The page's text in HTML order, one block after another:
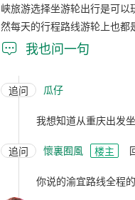
峡旅游选择坐游轮出行是可
然每天的行程路线游轮上也都
 我也问一句
追问 瓜仔
我想知道从重庆出发
追问 懷裏囿風 楼主
你说的渝宜路线全程